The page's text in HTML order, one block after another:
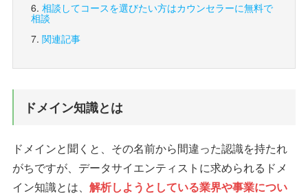
相談してコースを選びたい方はカウンセラーに無料で
相談
関連記事
ドメイン知識とは
ドメインと聞くと、その名前から間違った認識を持たれ
がちですが、データサイエンティストに求められるドメ
イン知識とは、 解析しようとしている業界や事業につい